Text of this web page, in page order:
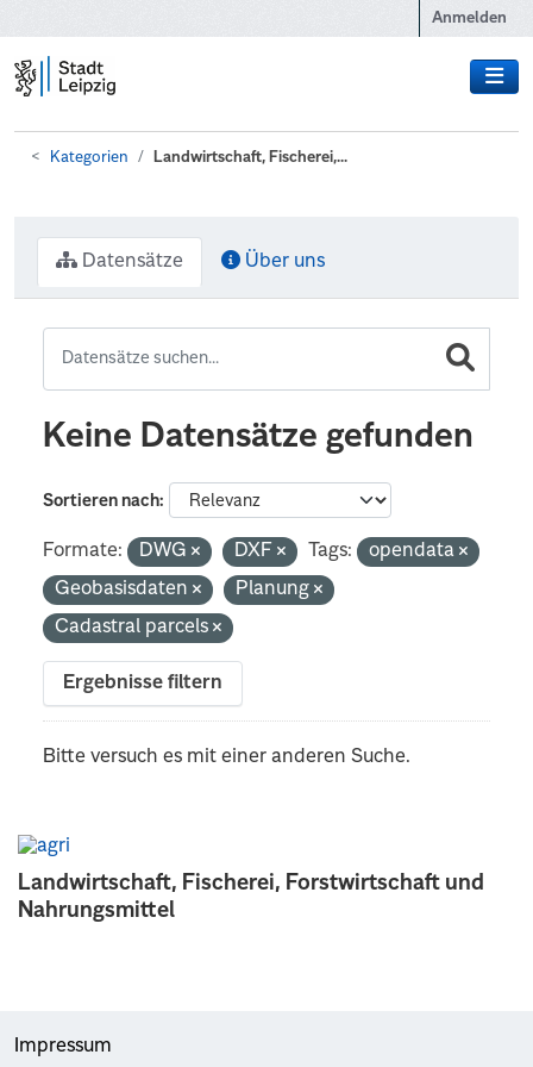
Anmelden
Kategorien Landwirtschaft, Fischerei,...
Landwirtschaft, Fischerei, Forstwirtschaft und
Nahrungsmittel
Datensätze Über uns
Keine Datensätze gefunden
Sortieren nach
Formate: DWG DXF Tags:
opendata
Geobasisdaten
Planung
Cadastral parcels
Ergebnisse filtern
Bitte versuch es mit einer anderen Suche.
Impressum